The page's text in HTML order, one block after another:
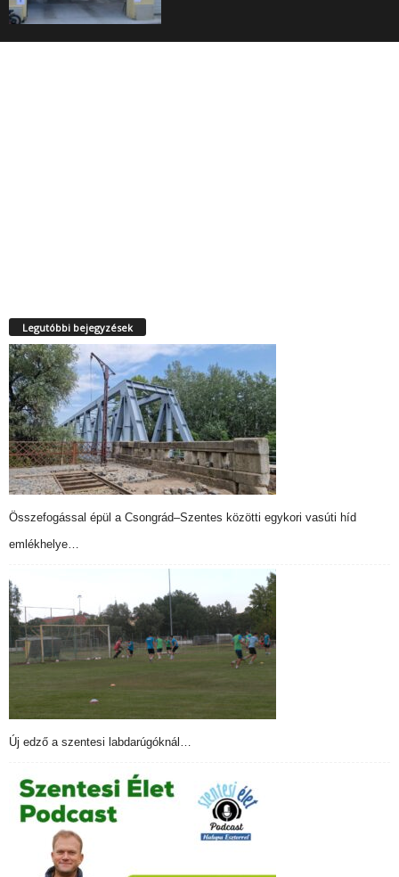
Legutóbbi bejegyzések
Összefogással épül a Csongrád–Szentes közötti egykori vasúti híd
emlékhelye…
Új edző a szentesi labdarúgóknál…